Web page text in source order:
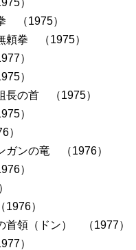
）
（1975）
頼拳 （1975）
）
）
長の首 （1975）
）
）
ガンの竜 （1976）
）
1976）
首領（ドン） （1977）
）